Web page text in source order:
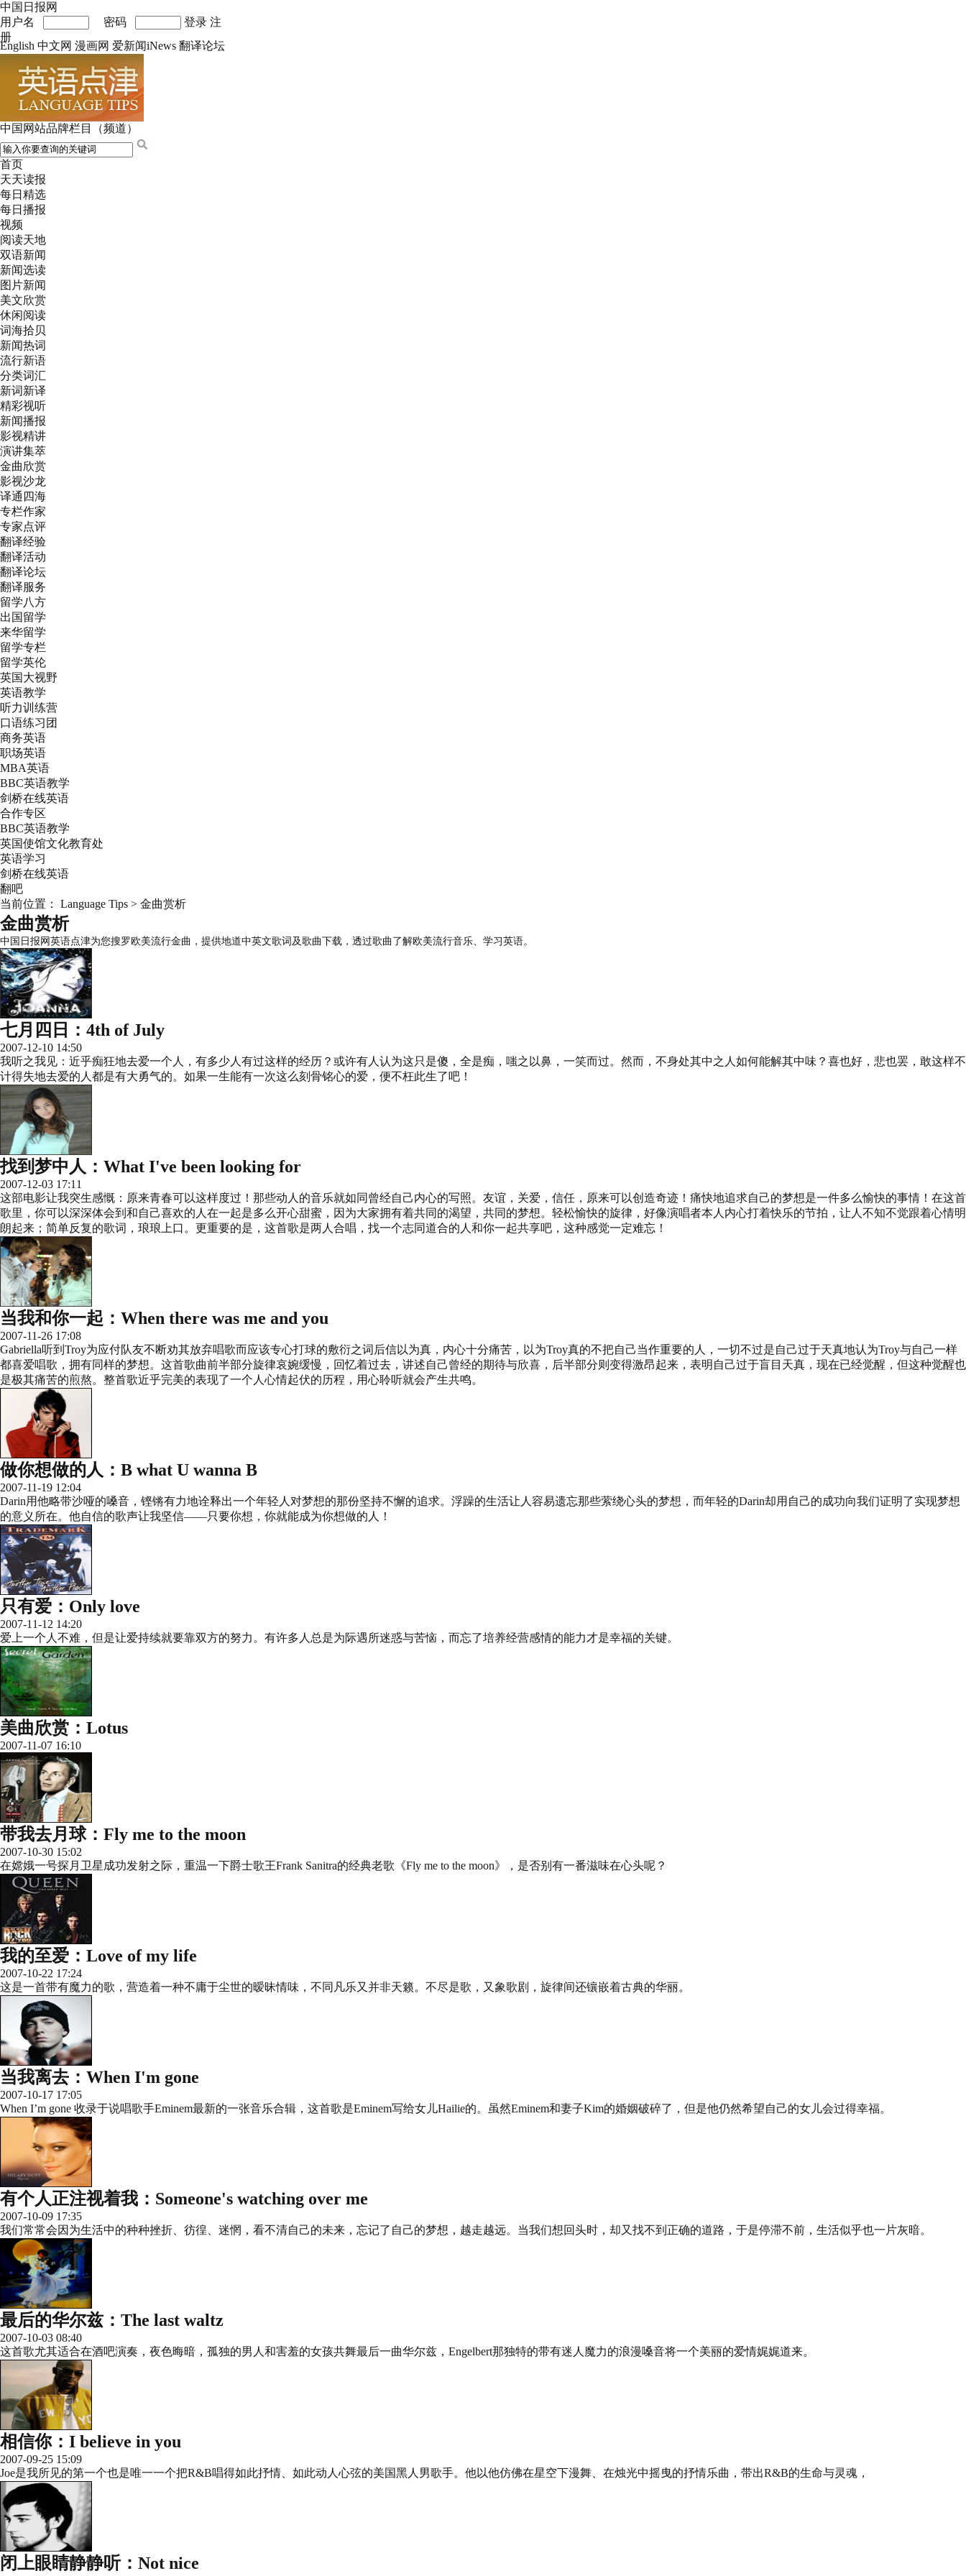
中国日报网
用户名
密码 登录 注
册
English 中文网 漫画网 爱新闻iNews 翻译论坛
中国网站品牌栏目（频道）
首页
天天读报
每日精选
每日播报
视频
阅读天地
双语新闻
新闻选读
图片新闻
美文欣赏
休闲阅读
词海拾贝
新闻热词
流行新语
分类词汇
新词新译
精彩视听
新闻播报
影视精讲
演讲集萃
金曲欣赏
影视沙龙
译通四海
专栏作家
专家点评
翻译经验
翻译活动
翻译论坛
翻译服务
留学八方
出国留学
来华留学
留学专栏
留学英伦
英国大视野
英语教学
听力训练营
口语练习团
商务英语
职场英语
MBA英语
BBC英语教学
剑桥在线英语
合作专区
BBC英语教学
英国使馆文化教育处
英语学习
剑桥在线英语
翻吧
当前位置： Language Tips > 金曲赏析
金曲赏析
中国日报网英语点津为您搜罗欧美流行金曲，提供地道中英文歌词及歌曲下载，透过歌曲了解欧美流行音乐、学习英语。
七月四日：4th of July
2007-12-10 14:50
我听之我见：近乎痴狂地去爱一个人，有多少人有过这样的经历？或许有人认为这只是傻，全是痴，嗤之以鼻，一笑而过。然而，不身处其中之人如何能解其中味？喜也好，悲也罢，敢这样不
计得失地去爱的人都是有大勇气的。如果一生能有一次这么刻骨铭心的爱，便不枉此生了吧！
找到梦中人：What I've been looking for
2007-12-03 17:11
这部电影让我突生感慨：原来青春可以这样度过！那些动人的音乐就如同曾经自己内心的写照。友谊，关爱，信任，原来可以创造奇迹！痛快地追求自己的梦想是一件多么愉快的事情！在这首
歌里，你可以深深体会到和自己喜欢的人在一起是多么开心甜蜜，因为大家拥有着共同的渴望，共同的梦想。轻松愉快的旋律，好像演唱者本人内心打着快乐的节拍，让人不知不觉跟着心情明
朗起来；简单反复的歌词，琅琅上口。更重要的是，这首歌是两人合唱，找一个志同道合的人和你一起共享吧，这种感觉一定难忘！
当我和你一起：When there was me and you
2007-11-26 17:08
Gabriella听到Troy为应付队友不断劝其放弃唱歌而应该专心打球的敷衍之词后信以为真，内心十分痛苦，以为Troy真的不把自己当作重要的人，一切不过是自己过于天真地认为Troy与自己一样
都喜爱唱歌，拥有同样的梦想。这首歌曲前半部分旋律哀婉缓慢，回忆着过去，讲述自己曾经的期待与欣喜，后半部分则变得激昂起来，表明自己过于盲目天真，现在已经觉醒，但这种觉醒也
是极其痛苦的煎熬。整首歌近乎完美的表现了一个人心情起伏的历程，用心聆听就会产生共鸣。
做你想做的人：B what U wanna B
2007-11-19 12:04
Darin用他略带沙哑的嗓音，铿锵有力地诠释出一个年轻人对梦想的那份坚持不懈的追求。浮躁的生活让人容易遗忘那些萦绕心头的梦想，而年轻的Darin却用自己的成功向我们证明了实现梦想
的意义所在。他自信的歌声让我坚信——只要你想，你就能成为你想做的人！
只有爱：Only love
2007-11-12 14:20
爱上一个人不难，但是让爱持续就要靠双方的努力。有许多人总是为际遇所迷惑与苦恼，而忘了培养经营感情的能力才是幸福的关键。
美曲欣赏：Lotus
2007-11-07 16:10
带我去月球：Fly me to the moon
2007-10-30 15:02
在嫦娥一号探月卫星成功发射之际，重温一下爵士歌王Frank Sanitra的经典老歌《Fly me to the moon》，是否别有一番滋味在心头呢？
我的至爱：Love of my life
2007-10-22 17:24
这是一首带有魔力的歌，营造着一种不庸于尘世的暧昧情味，不同凡乐又并非天籁。不尽是歌，又象歌剧，旋律间还镶嵌着古典的华丽。
当我离去：When I'm gone
2007-10-17 17:05
When I’m gone 收录于说唱歌手Eminem最新的一张音乐合辑，这首歌是Eminem写给女儿Hailie的。虽然Eminem和妻子Kim的婚姻破碎了，但是他仍然希望自己的女儿会过得幸福。
有个人正注视着我：Someone's watching over me
2007-10-09 17:35
我们常常会因为生活中的种种挫折、彷徨、迷惘，看不清自己的未来，忘记了自己的梦想，越走越远。当我们想回头时，却又找不到正确的道路，于是停滞不前，生活似乎也一片灰暗。
最后的华尔兹：The last waltz
2007-10-03 08:40
这首歌尤其适合在酒吧演奏，夜色晦暗，孤独的男人和害羞的女孩共舞最后一曲华尔兹，Engelbert那独特的带有迷人魔力的浪漫嗓音将一个美丽的爱情娓娓道来。
相信你：I believe in you
2007-09-25 15:09
Joe是我所见的第一个也是唯一一个把R&B唱得如此抒情、如此动人心弦的美国黑人男歌手。他以他仿佛在星空下漫舞、在烛光中摇曳的抒情乐曲，带出R&B的生命与灵魂，
闭上眼睛静静听：Not nice